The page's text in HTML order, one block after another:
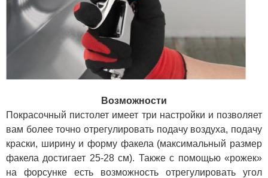
Возможности
Покрасочный пистолет имеет три настройки и позволяет
вам более точно отрегулировать подачу воздуха, подачу
краски, ширину и форму факела (максимальный размер
факела достигает 25-28 см). Также с помощью «рожек»
на форсунке есть возможность отрегулировать угол